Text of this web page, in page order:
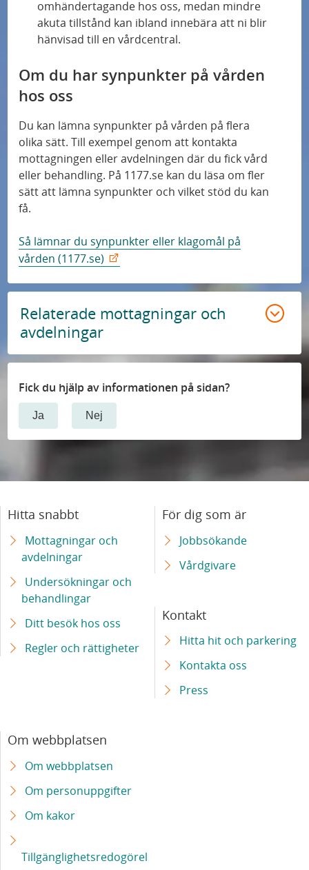
omhändertagande hos oss, medan mindre
akuta tillstånd kan ibland innebära att ni blir
hänvisad till en vårdcentral.
Om du har synpunkter på vården
hos oss
Du kan lämna synpunkter på vården på flera
olika sätt. Till exempel genom att kontakta
mottagningen eller avdelningen där du fick vård
eller behandling. På 1177.se kan du läsa om fler
sätt att lämna synpunkter och vilket stöd du kan
få.
Så lämnar du synpunkter eller klagomål på
vården (1177.se)
Relaterade mottagningar och
avdelningar
Fick du hjälp av informationen på sidan?
Ja Nej
Hitta snabbt
Mottagningar och
avdelningar
Undersökningar och
behandlingar
Ditt besök hos oss
Regler och rättigheter
För dig som är
Jobbsökande
Vårdgivare
Kontakt
Hitta hit och parkering
Kontakta oss
Press
Om webbplatsen
Om webbplatsen
Om personuppgifter
Om kakor
Tillgänglighetsredogörel